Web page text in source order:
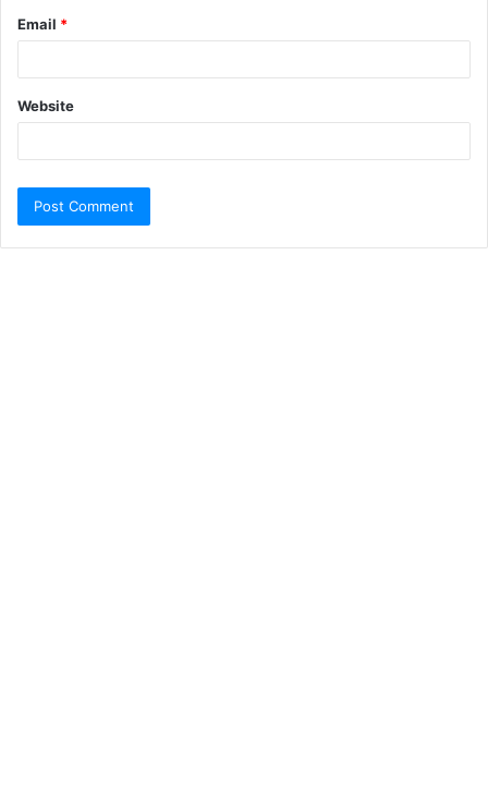
Email *
Website